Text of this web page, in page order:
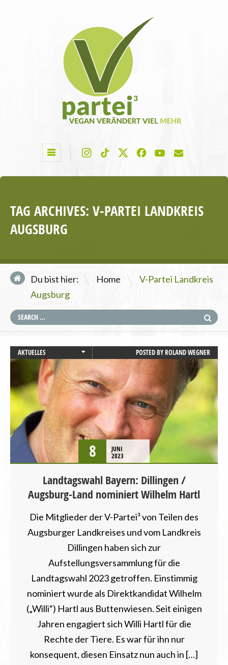
TAG ARCHIVES: V-PARTEI LANDKREIS
AUGSBURG
Du bist hier: Home \
V-Partei Landkreis
Augsburg
AKTUELLES
LANDTAGSWAHL
STARTSEITE
TIERSCHUTZ / TIERRECHTE
UMWELT UND KLIMA
POSTED BYROLAND WEGNER
8
JUNI
2023
Landtagswahl Bayern: Dillingen /
Augsburg-Land nominiert Wilhelm Hartl
Die Mitglieder der V-Partei³ von Teilen des
Augsburger Landkreises und vom Landkreis
Dillingen haben sich zur
Aufstellungsversammlung für die
Landtagswahl 2023 getroffen. Einstimmig
nominiert wurde als Direktkandidat Wilhelm
(„Willi“) Hartl aus Buttenwiesen. Seit einigen
Jahren engagiert sich Willi Hartl für die
Rechte der Tiere. Es war für ihn nur
konsequent, diesen Einsatz nun auch in […]